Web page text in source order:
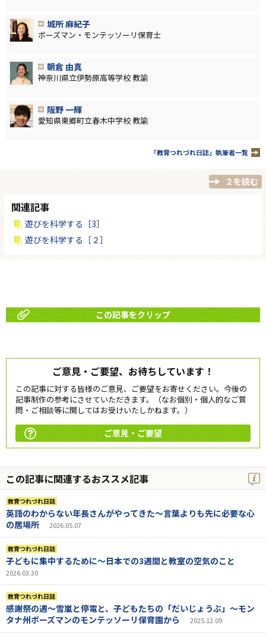
城所 麻紀子
ボーズマン・モンテッソーリ保育士
朝倉 由真
神奈川県立伊勢原高等学校 教諭
阪野 一輝
愛知県東郷町立春木中学校 教諭
「教育つれづれ日誌」執筆者一覧
２を読む
関連記事
遊びを科学する［3］
遊びを科学する［２］
この記事をクリップ
ご意見・ご要望、お待ちしています！
この記事に対する皆様のご意見、ご要望をお寄せください。今後の
記事制作の参考にさせていただきます。（なお個別・個人的なご質
問・ご相談等に関してはお受けいたしかねます。）
ご意見・ご要望
この記事に関連するおススメ記事
教育つれづれ日誌
英語のわからない年長さんがやってきた～言葉よりも先に必要な心
の居場所
2026.05.07
教育つれづれ日誌
子どもに集中するために～日本での3週間と教室の空気のこと
2026.03.30
教育つれづれ日誌
感謝祭の週～雪嵐と停電と、子どもたちの「だいじょうぶ」～モン
タナ州ボーズマンのモンテッソーリ保育園から
2025.12.09